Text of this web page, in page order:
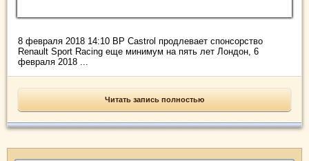
8 февраля 2018 14:10 BP Castrol продлевает спонсорство
Renault Sport Racing еще минимум на пять лет Лондон, 6
февраля 2018 ...
Читать запись полностью